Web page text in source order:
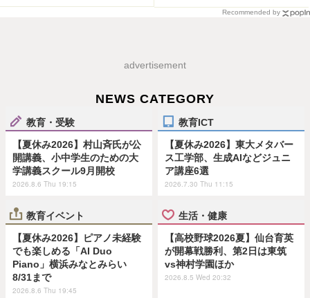
Recommended by
advertisement
NEWS CATEGORY
教育・受験
【夏休み2026】村山斉氏が公
開講義、小中学生のための大
学講義スクール9月開校
2026.8.6 Thu 19:15
教育ICT
【夏休み2026】東大メタバー
ス工学部、生成AIなどジュニ
ア講座6選
2026.7.30 Thu 11:15
教育イベント
【夏休み2026】ピアノ未経験
でも楽しめる「AI Duo
Piano」横浜みなとみらい
8/31まで
2026.8.6 Thu 19:45
生活・健康
【高校野球2026夏】仙台育英
が開幕戦勝利、第2日は東筑
vs神村学園ほか
2026.8.5 Wed 20:32